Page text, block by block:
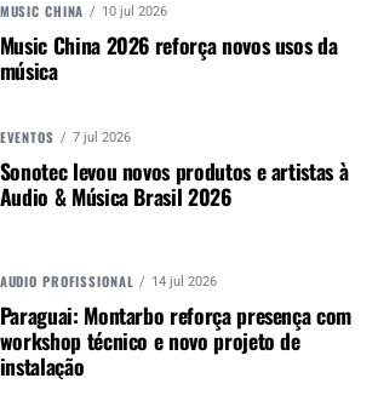
Autor:Redação M&M
Música &amp; Mercado é uma
publicação empenhada em
MUSIC CHINA 10 jul 2026
Music China 2026 reforça novos usos da
música
EVENTOS 7 jul 2026
Sonotec levou novos produtos e artistas à
Audio & Música Brasil 2026
AUDIO PROFISSIONAL 14 jul 2026
Paraguai: Montarbo reforça presença com
workshop técnico e novo projeto de
instalação